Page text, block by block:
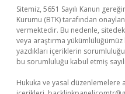
Sitemiz, 5651 Sayılı Kanun
Kurumu (BTK) tarafından
vermektedir. Bu nedenle,
veya araştırma
yazdıkları içeriklerin
bu sorumluluğu kabul etmiş
Hukuka ve yasal düzenlemelere